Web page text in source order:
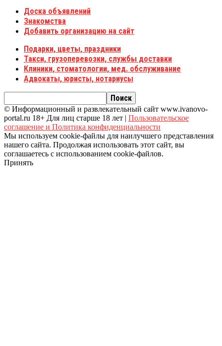
Доска объявлений
Знакомства
Добавить организацию на сайт
Подарки, цветы, праздники
Такси, грузоперевозки, службы доставки
Клиники, стоматологии, мед. обслуживание
Адвокаты, юристы, нотариусы
© Информационный и развлекательный сайт www.ivanovo-
portal.ru 18+ Для лиц старше 18 лет | Пользовательское
соглашение и Политика конфиденциальности
Мы используем cookie-файлы для наилучшего представления
нашего сайта. Продолжая использовать этот сайт, вы
соглашаетесь с использованием cookie-файлов.
Принять